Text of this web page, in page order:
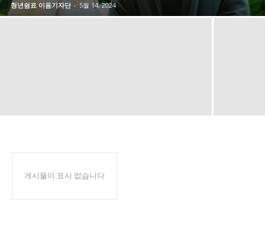
청년쉼표 이음기자단 - 5월 14, 2024
게시물이 표시 없습니다